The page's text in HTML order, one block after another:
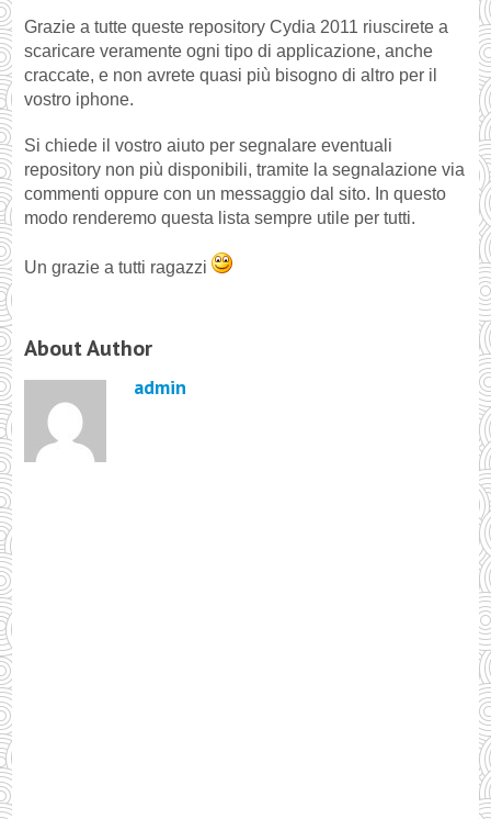
Grazie a tutte queste repository Cydia 2011 riuscirete a
scaricare veramente ogni tipo di applicazione, anche
craccate, e non avrete quasi più bisogno di altro per il
vostro iphone.
Si chiede il vostro aiuto per segnalare eventuali
repository non più disponibili, tramite la segnalazione via
commenti oppure con un messaggio dal sito. In questo
modo renderemo questa lista sempre utile per tutti.
Un grazie a tutti ragazzi
About Author
admin